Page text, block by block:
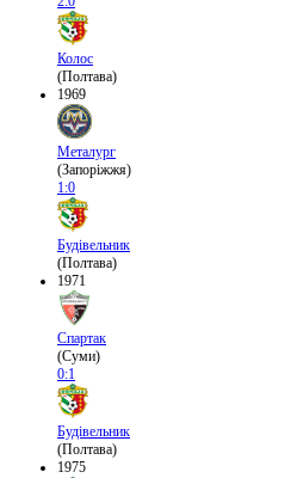
Колос
(Полтава)
1969
Металург
(Запоріжжя)
1:0
Будівельник
(Полтава)
1971
Спартак
(Суми)
0:1
Будівельник
(Полтава)
1975